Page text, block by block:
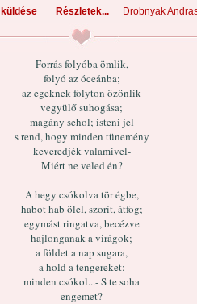
küldése Részletek... Drobnyak
Forrás folyóba ömlik,
folyó az óceánba;
az egeknek folyton özönlik
vegyülő suhogása;
magány sehol; isteni jel
s rend, hogy minden tünemény
keveredjék valamivel-
Miért ne veled én?
A hegy csókolva tör égbe,
habot hab ölel, szorít, átfog;
egymást ringatva, becézve
hajlonganak a virágok;
a földet a nap sugara,
a hold a tengereket:
minden csókol...- S te soha
engemet?